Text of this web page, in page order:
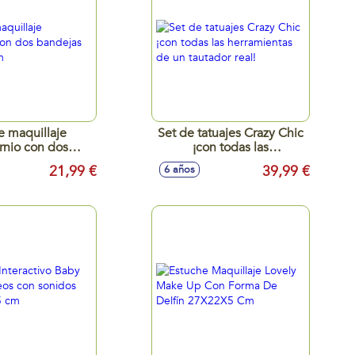
maquillaje
con dos
34x30x6 cm
21,99 €
Set de tatuajes Crazy Chic
¡con todas las
herramientas de un
tautador real!
6 años 39,99 €